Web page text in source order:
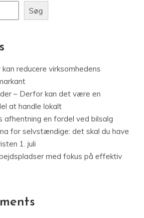
Søg
reducere virksomhedens
– Derfor kan det være en
at handle lokalt
afhentning en fordel ved bilsalg
for selvstændige: det skal du have
1. juli
med fokus på effektiv